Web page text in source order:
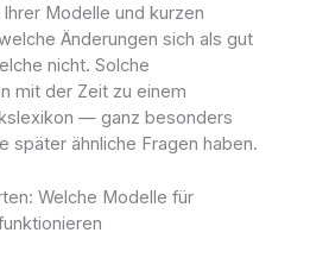
Modelle und kurzen
Änderungen sich als gut
nicht. Solche
mit der Zeit zu einem
— ganz besonders
später ähnliche Fragen haben.
Welche Modelle für